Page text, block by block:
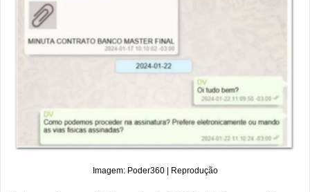
Imagem: Poder360 | Reprodução